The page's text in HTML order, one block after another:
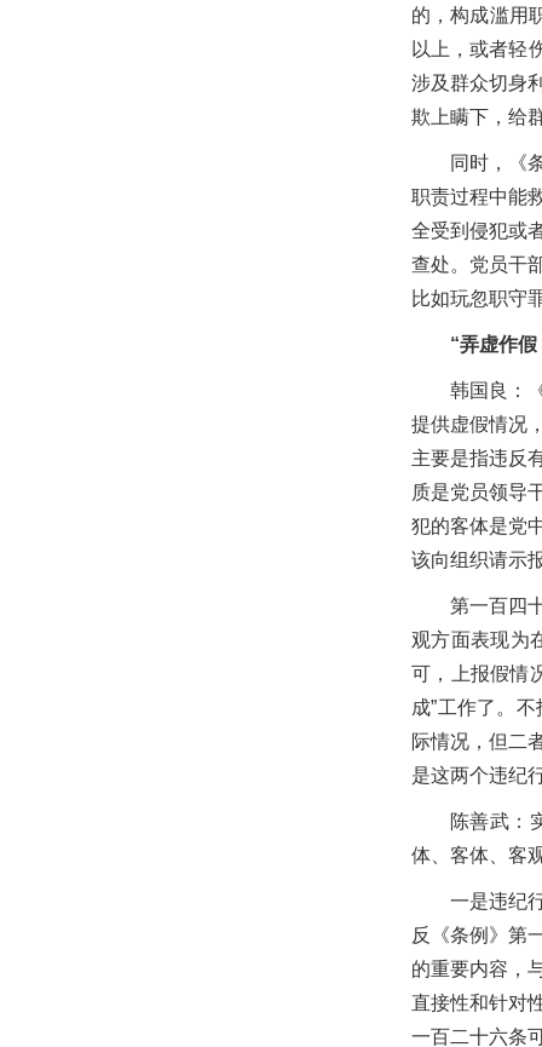
的，构成滥用
以上，或者轻
涉及群众切身
欺上瞒下，给
同时，《
职责过程中能
全受到侵犯或
查处。党员干
比如玩忽职守
“弄虚作
韩国良：
提供虚假情况
主要是指违反
质是党员领导
犯的客体是党
该向组织请示
第一百四
观方面表现为
可，上报假情
成”工作了。
际情况，但二
是这两个违纪
陈善武：
体、客体、客
一是违纪
反《条例》第
的重要内容，
直接性和针对
一百二十六条